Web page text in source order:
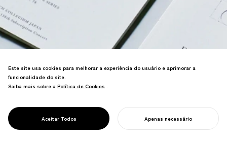
PROJECT
COLLEGIUM
JAPAN
barroco de classe mundial do Japão
usando tipografia da era de Bach.
Este site usa cookies para melhorar a experiência do usuário e aprimorar a
funcionalidade do site.
Saiba mais sobre a Política de Cookies
Política de Cookies .
Aceitar Todos Apenas necessário